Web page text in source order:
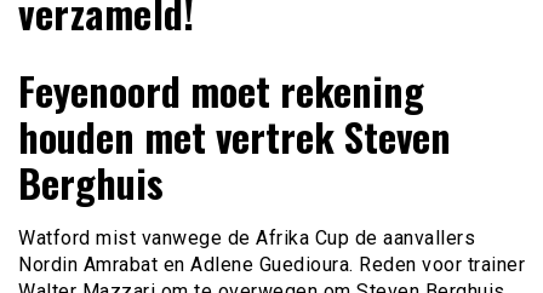
verzameld!
Feyenoord moet rekening
houden met vertrek Steven
Berghuis
Watford mist vanwege de Afrika Cup de aanvallers
Nordin Amrabat en Adlene Guedioura. Reden voor trainer